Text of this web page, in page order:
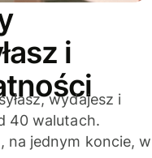
i
wydajesz i
40 walutach.
na jednym koncie, w